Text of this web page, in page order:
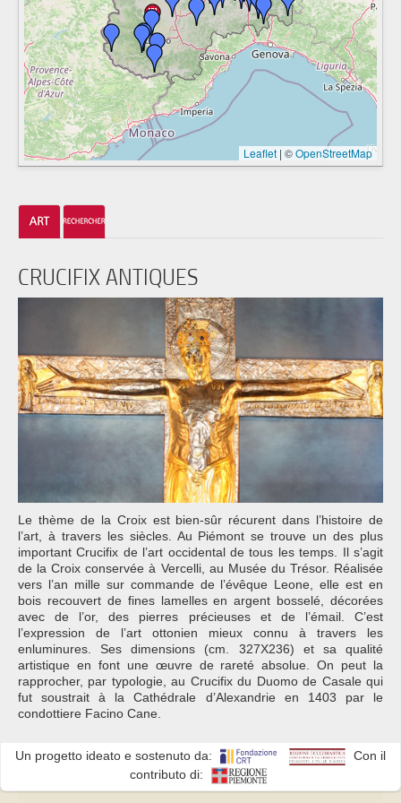
Leaflet | ©OpenStreetMap
CRUCIFIX ANTIQUES
Le thème de la Croix est bien-sûr récurent dans l’histoire de
l’art, à travers les siècles. Au Piémont se trouve un des plus
important Crucifix de l’art occidental de tous les temps. Il s’agit
de la Croix conservée à Vercelli, au Musée du Trésor. Réalisée
vers l’an mille sur commande de l’évêque Leone, elle est en
bois recouvert de fines lamelles en argent bosselé, décorées
avec de l’or, des pierres précieuses et de l’émail. C’est
l’expression de l’art ottonien mieux connu à travers les
enluminures. Ses dimensions (cm. 327X236) et sa qualité
artistique en font une œuvre de rareté absolue. On peut la
rapprocher, par typologie, au Crucifix du Duomo de Casale qui
fut soustrait à la Cathédrale d’Alexandrie en 1403 par le
condottiere Facino Cane.
Un progetto ideato e sostenuto da:
Con il
contributo di: